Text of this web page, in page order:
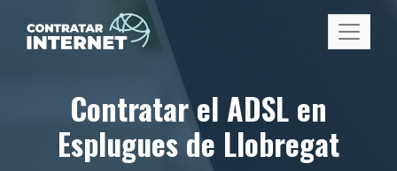
Contratar el ADSL en
Esplugues de Llobregat